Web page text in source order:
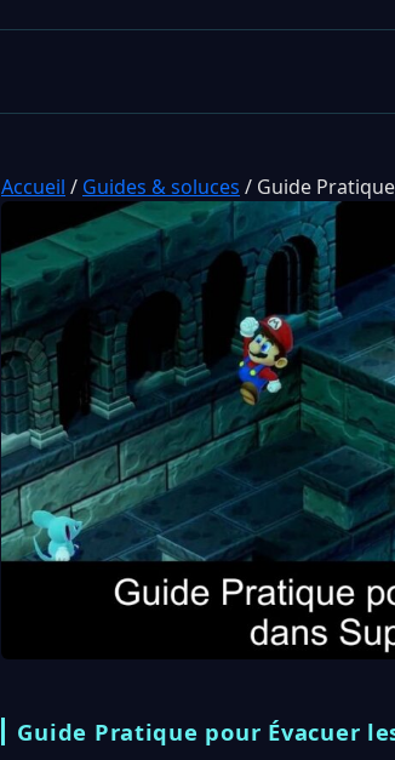
Accueil / Guides & soluces / Guide
Guide Pratique pour Évacuer